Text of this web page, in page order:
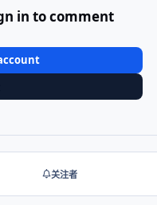
in to comment
关注者